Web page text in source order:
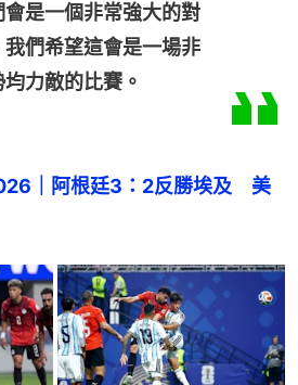
會是一個非常強大的對
我們希望這會是一場非
力敵的比賽。
｜阿根廷3：2反勝埃及　美